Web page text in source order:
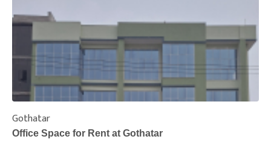
Gothatar
Office Space for Rent at Gothatar